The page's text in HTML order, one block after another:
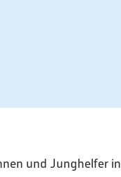
und Junghelfer in